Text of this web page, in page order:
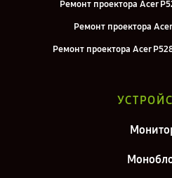
Ремонт проектора Acer
Ремонт проектора
Ремонт проектора Acer